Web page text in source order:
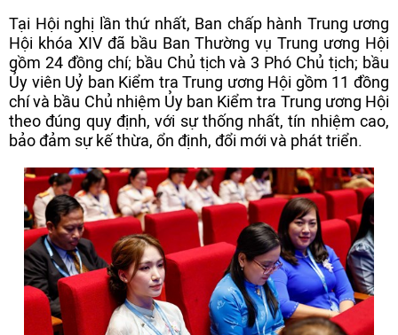
Tại Hội nghị lần thứ nhất, Ban chấp hành Trung ương
Hội khóa XIV đã bầu Ban Thường vụ Trung ương Hội
gồm 24 đồng chí; bầu Chủ tịch và 3 Phó Chủ tịch; bầu
Ủy viên Uỷ ban Kiểm tra Trung ương Hội gồm 11 đồng
chí và bầu Chủ nhiệm Ủy ban Kiểm tra Trung ương Hội
theo đúng quy định, với sự thống nhất, tín nhiệm cao,
bảo đảm sự kế thừa, ổn định, đổi mới và phát triển.